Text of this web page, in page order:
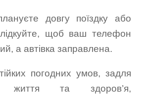
довгу поїздку або
щоб ваш телефон
а автівка заправлена.
погодних умов, задля
життя та здоров’я,